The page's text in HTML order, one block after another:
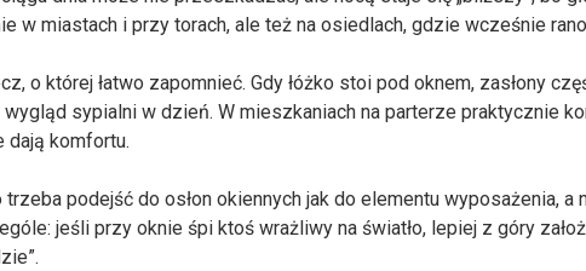
w miastach i przy torach, ale też na osiedlach, gdzie wcześnie
o której łatwo zapomnieć. Gdy łóżko stoi pod oknem, zasłony
wygląd sypialni w dzień. W mieszkaniach na parterze praktycznie
dają komfortu.
podejść do osłon okiennych jak do elementu wyposażenia, a
jeśli przy oknie śpi ktoś wrażliwy na światło, lepiej z góry